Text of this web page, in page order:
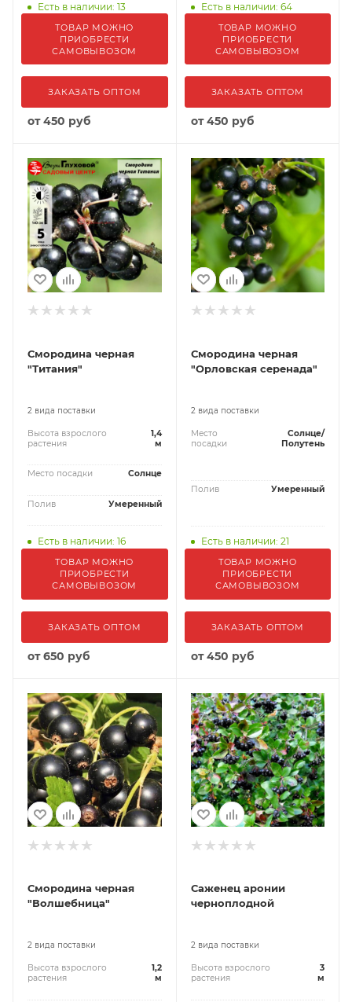
Есть в наличии: 13
ТОВАР МОЖНО
ПРИОБРЕСТИ
САМОВЫВОЗОМ
ЗАКАЗАТЬ ОПТОМ
от450 руб
Есть в наличии: 64
ТОВАР МОЖНО
ПРИОБРЕСТИ
САМОВЫВОЗОМ
ЗАКАЗАТЬ ОПТОМ
от450 руб
Смородина черная
"Титания"
2 вида поставки
Высота взрослого
растения
1,4
м
Место посадки Солнце
Полив Умеренный
Есть в наличии: 16
ТОВАР МОЖНО
ПРИОБРЕСТИ
САМОВЫВОЗОМ
ЗАКАЗАТЬ ОПТОМ
от650 руб
Смородина черная
"Орловская серенада"
2 вида поставки
Место
посадки
Солнце/
Полутень
Полив Умеренный
Есть в наличии: 21
ТОВАР МОЖНО
ПРИОБРЕСТИ
САМОВЫВОЗОМ
ЗАКАЗАТЬ ОПТОМ
от450 руб
Смородина черная
"Волшебница"
2 вида поставки
Высота взрослого
растения
1,2
м
Саженец аронии
черноплодной
2 вида поставки
Высота взрослого
растения
3
м